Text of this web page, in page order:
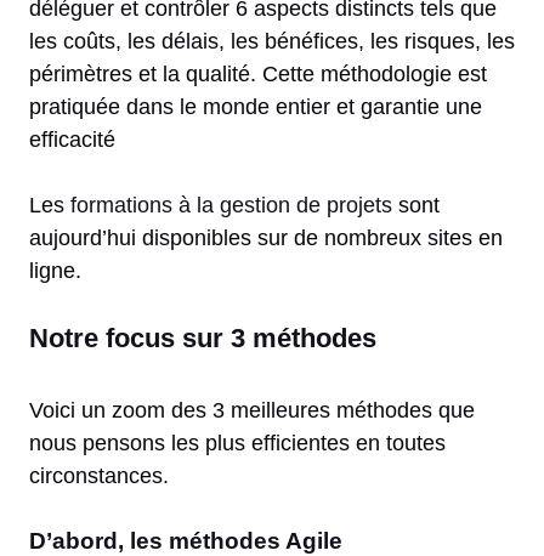
déléguer et contrôler 6 aspects distincts tels que
les coûts, les délais, les bénéfices, les risques, les
périmètres et la qualité. Cette méthodologie est
pratiquée dans le monde entier et garantie une
efficacité
Les formations à la gestion de projets sont
aujourd’hui disponibles sur de nombreux sites en
ligne.
Notre focus sur 3 méthodes
Voici un zoom des 3 meilleures méthodes que
nous pensons les plus efficientes en toutes
circonstances.
D’abord, les méthodes Agile